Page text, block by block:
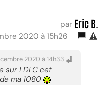
par Eric B.
2020 à 15h26
2020 à 14h33
sur LDLC cet
ma 1080